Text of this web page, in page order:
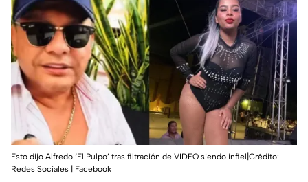
Esto dijo Alfredo ‘El Pulpo’ tras filtración de VIDEO siendo infiel|Crédito:
Redes Sociales | Facebook